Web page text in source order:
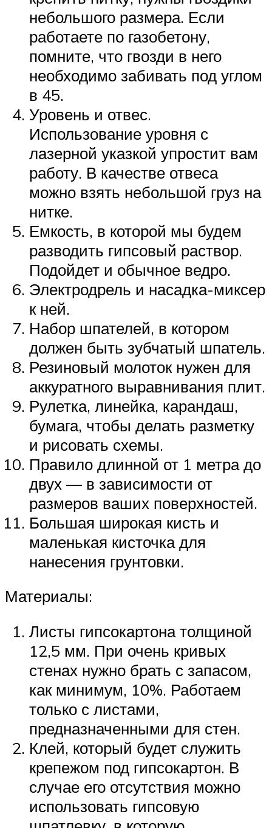
небольшого размера. Если
работаете по газобетону,
помните, что гвозди в него
необходимо забивать под углом
в 45.
Уровень и отвес.
Использование уровня с
лазерной указкой упростит вам
работу. В качестве отвеса
можно взять небольшой груз на
нитке.
Емкость, в которой мы будем
разводить гипсовый раствор.
Подойдет и обычное ведро.
Электродрель и насадка-миксер
к ней.
Набор шпателей, в котором
должен быть зубчатый шпатель.
Резиновый молоток нужен для
аккуратного выравнивания плит.
Рулетка, линейка, карандаш,
бумага, чтобы делать разметку
и рисовать схемы.
Правило длинной от 1 метра до
двух — в зависимости от
размеров ваших поверхностей.
Большая широкая кисть и
маленькая кисточка для
нанесения грунтовки.
Материалы:
Листы гипсокартона толщиной
12,5 мм. При очень кривых
стенах нужно брать с запасом,
как минимум, 10%. Работаем
только с листами,
предназначенными для стен.
Клей, который будет служить
крепежом под гипсокартон. В
случае его отсутствия можно
использовать гипсовую